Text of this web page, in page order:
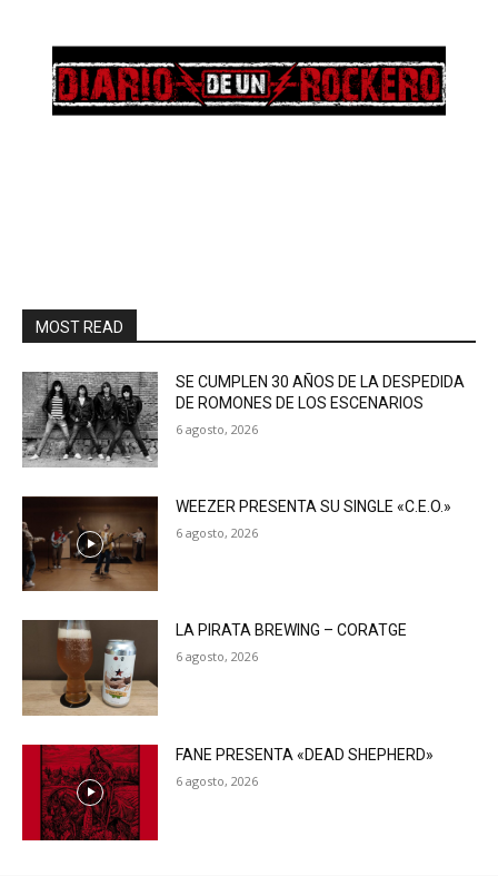
MOST READ
SE CUMPLEN 30 AÑOS DE LA DESPEDIDA
DE ROMONES DE LOS ESCENARIOS
6 agosto, 2026
WEEZER PRESENTA SU SINGLE «C.E.O.»
6 agosto, 2026
LA PIRATA BREWING – CORATGE
6 agosto, 2026
FANE PRESENTA «DEAD SHEPHERD»
6 agosto, 2026